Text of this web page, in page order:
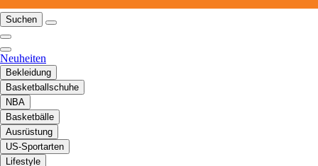
Suchen
Neuheiten
Bekleidung
Basketballschuhe
NBA
Basketbälle
Ausrüstung
US-Sportarten
Lifestyle